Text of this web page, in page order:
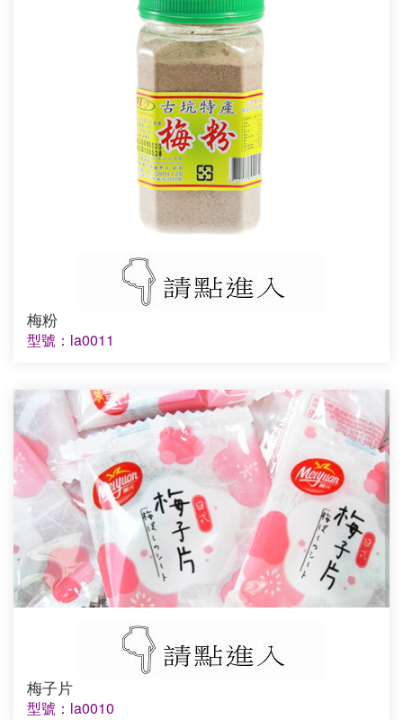
梅粉
型號：la0011
梅子片
型號：la0010